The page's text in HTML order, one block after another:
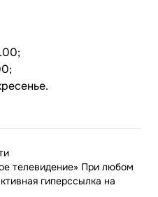
телевидение» При любом
гиперссылка на